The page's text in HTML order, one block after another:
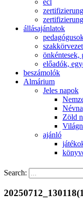
ecl
állásajánlatok
önkéntesek,
előadók,
beszámolók
Almárium
Jeles napok
Zöld
ajánló
Search: